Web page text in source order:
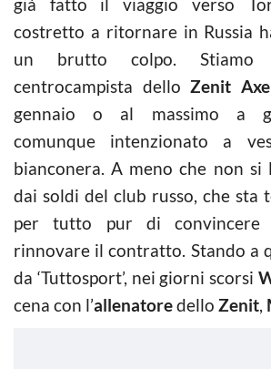
costretto a ritornare in Russia
un brutto colpo. Stiamo
centrocampista delloZenit
gennaio o al massimo a
comunque intenzionato a
bianconera. A meno che non si
dai soldi del club russo, che sta
per tutto pur di convincere
rinnovare il contratto. Stando a
da ‘Tuttosport’, nei giorni scorsi
cena con l’allenatoredello Zenit,